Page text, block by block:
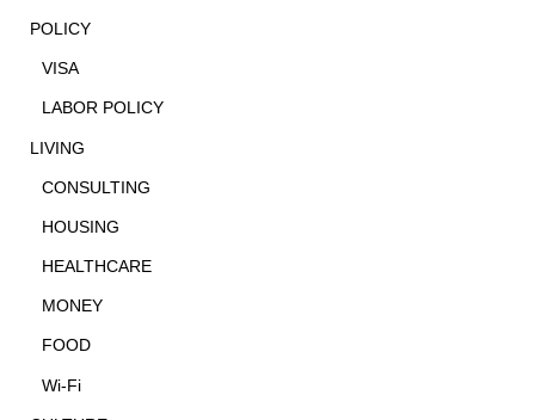
POLICY
VISA
LABOR POLICY
LIVING
CONSULTING
HOUSING
HEALTHCARE
MONEY
FOOD
Wi-Fi